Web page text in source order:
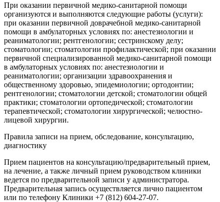
При оказании первичной медико-санитарной помощи
организуются и выполняются следующие работы (услуги):
при оказании первичной доврачебной медико-санитарной
помощи в амбулаторных условиях по: анестезиологии и
реаниматологии; рентгенологии; сестринскому делу;
стоматологии; стоматологии профилактической; при оказании
первичной специализированной медико-санитарной помощи
в амбулаторных условиях по: анестезиологии и
реаниматологии; организации здравоохранения и
общественному здоровью, эпидемиологии; ортодонтии;
рентгенологии; стоматологии детской; стоматологии общей
практики; стоматологии ортопедической; стоматологии
терапевтической; стоматологии хирургической; челюстно-
лицевой хирургии.
Правила записи на прием, обследование, консультацию,
диагностику
Прием пациентов на консультацию/предварительный прием,
на лечение, а также личный прием руководством клиники
ведется по предварительной записи у администратора.
Предварительная запись осуществляется лично пациентом
или по телефону Клиники +7 (812) 604-27-07.